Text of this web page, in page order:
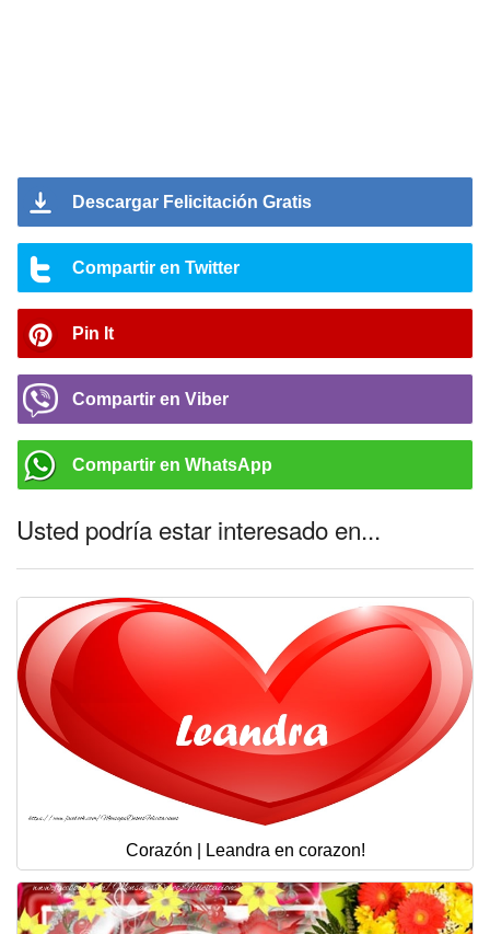
Descargar Felicitación Gratis
Compartir en Twitter
Pin It
Compartir en Viber
Compartir en WhatsApp
Usted podría estar interesado en...
Corazón | Leandra en corazon!